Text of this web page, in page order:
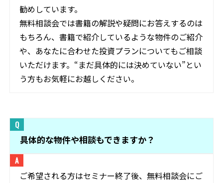
勧めしています。
無料相談会では書籍の解説や疑問にお答えするのは
もちろん、書籍で紹介しているような物件のご紹介
や、あなたに合わせた投資プランについてもご相談
いただけます。“まだ具体的には決めていない”とい
う方もお気軽にお越しください。
具体的な物件や相談もできますか？
ご希望される方はセミナー終了後、無料相談会にご